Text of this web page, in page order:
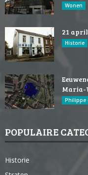
Wonen
21
Historie
Maria-
Philippe
POPULAIRE
Historie